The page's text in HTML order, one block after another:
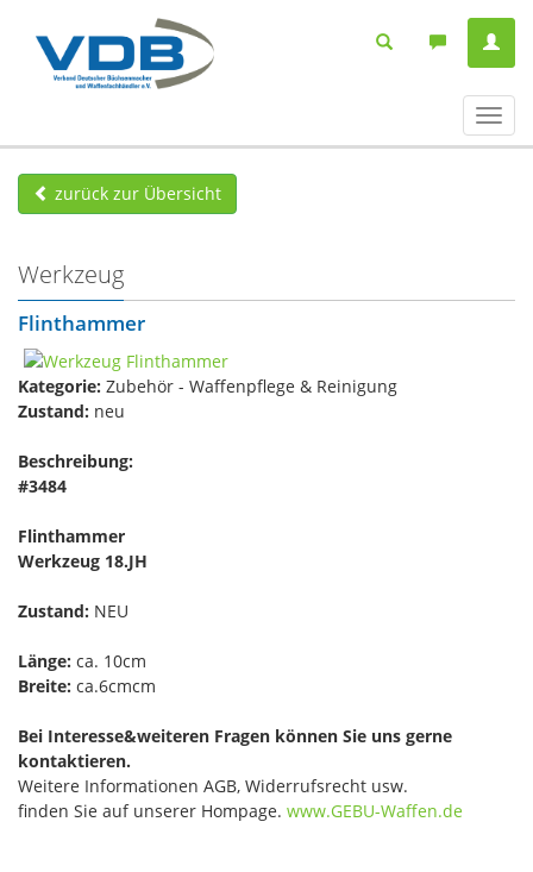
ein-/
zurück zur Übersicht
Werkzeug
Flinthammer
Kategorie: Zubehör - Waffenpflege & Reinigung
Zustand: neu
Beschreibung:
#3484
Flinthammer
Werkzeug 18.JH
Zustand: NEU
Länge: ca. 10cm
Breite: ca.6cmcm
Bei Interesse&weiteren Fragen können Sie uns gerne
kontaktieren.
Weitere Informationen AGB, Widerrufsrecht usw.
finden Sie auf unserer Hompage. www.GEBU-Waffen.de